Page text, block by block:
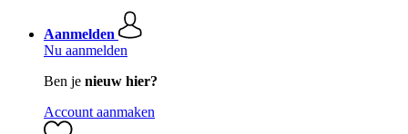
Aanmelden
Nu aanmelden
Ben je nieuw hier?
Account aanmaken